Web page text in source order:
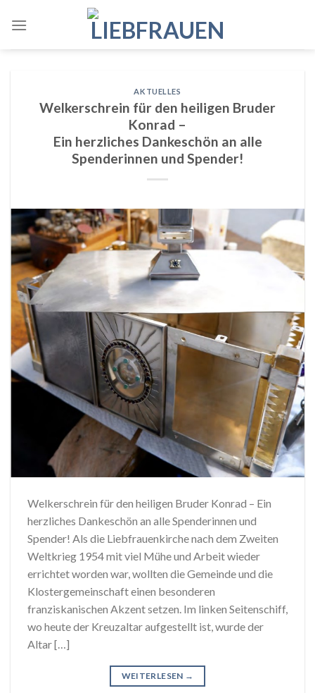
AKTUELLES
Welkerschrein für den heiligen Bruder
Konrad –
Ein herzliches Dankeschön an alle
Spenderinnen und Spender!
Welkerschrein für den heiligen Bruder Konrad – Ein
herzliches Dankeschön an alle Spenderinnen und
Spender! Als die Liebfrauenkirche nach dem Zweiten
Weltkrieg 1954 mit viel Mühe und Arbeit wieder
errichtet worden war, wollten die Gemeinde und die
Klostergemeinschaft einen besonderen
franziskanischen Akzent setzen. Im linken Seitenschiff,
wo heute der Kreuzaltar aufgestellt ist, wurde der
Altar […]
WEITERLESEN →